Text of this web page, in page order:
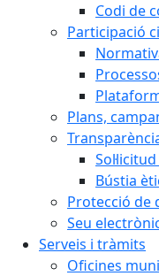
Codi de
Participació
Plans,
Bústia
Protecció de
Seu
Serveis i tràmits
Oficines